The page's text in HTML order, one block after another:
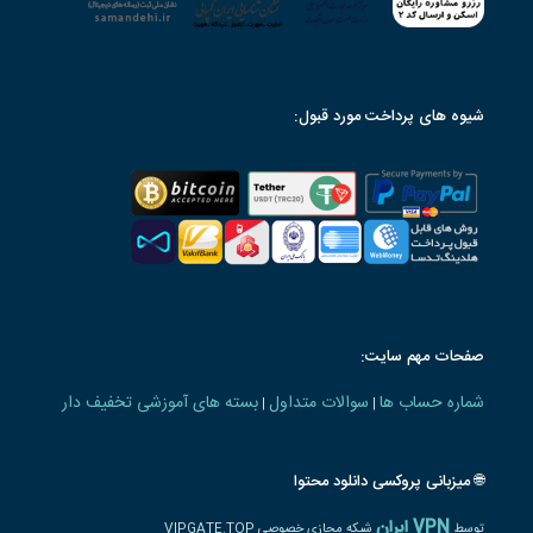
شیوه های پرداخت مورد قبول:
صفحات مهم سایت:
شماره حساب ها | سوالات متداول | بسته های آموزشی تخفیف دار
🌐 میزبانی پروکسی دانلود محتوا